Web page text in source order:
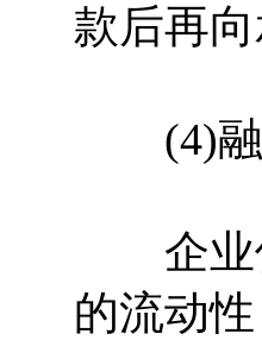
款后再
(4)融
企业使
的流动